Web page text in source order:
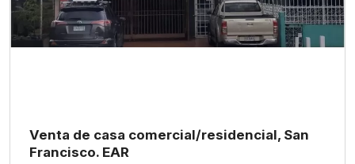
Venta de casa comercial/residencial, San
Francisco. EAR